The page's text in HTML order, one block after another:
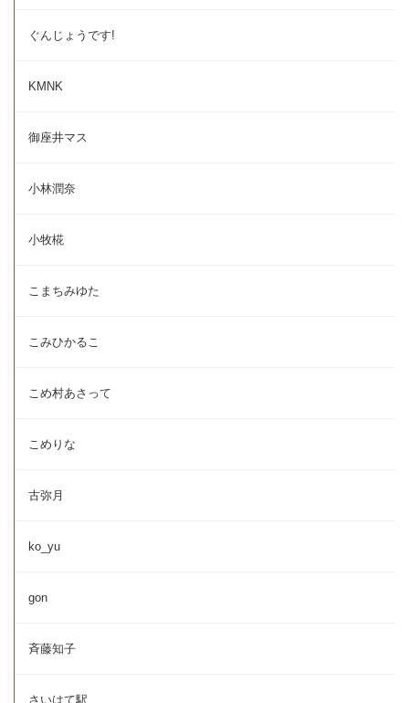
ぐんじょうです!
KMNK
御座井マス
小林潤奈
小牧椛
こまちみゆた
こみひかるこ
こめ村あさって
こめりな
古弥月
ko_yu
gon
斉藤知子
さいはて駅